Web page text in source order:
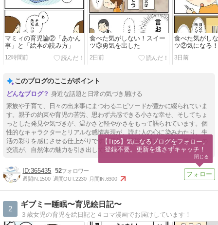
マミィの育児論②「あかん
事」と「絵本の読み方」
12時間前
食べた気がしない！スイー
ツ③勇気を出した
2日前
食べた気がし
ツ②気になる！
3日前
このブログのここがポイント
身近な話題と日常の気づき届ける
家族や子育て、日々の出来事にまつわるエピソードが豊かに綴られていま
す。親子の約束や育児の苦労、思わず共感できる小さな幸せ、そしてちょ
っとした発見や気づきが、温かさと軽やかさをもって語られています。個
性的なキャラクターとリアルな感情表現が、読む人の心に染みわたり、生
活の彩りを感じさせる仕上がりです。長年の経験を通じた素直な気持ちの
交流が、自然体の魅力を引き出しています。
365435 52
週間IN:1500 週間OUT:2230 月間IN:6300
2
ギブミー睡眠〜育児絵日記〜
３歳女児の育児を絵日記と４コマ漫画でお届けしています！
【Tips】気になるブログをフォロー。
登録不要。更新を逃さずキャッチ！
閉じる